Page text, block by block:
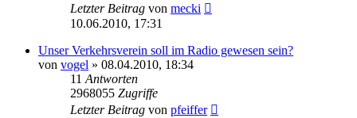
Letzter Beitrag von mecki
10.06.2010, 17:31
Unser Verkehrsverein soll im Radio gewesen sein?
von vogel » 08.04.2010, 18:34
11 Antworten
2968055 Zugriffe
Letzter Beitrag von pfeiffer